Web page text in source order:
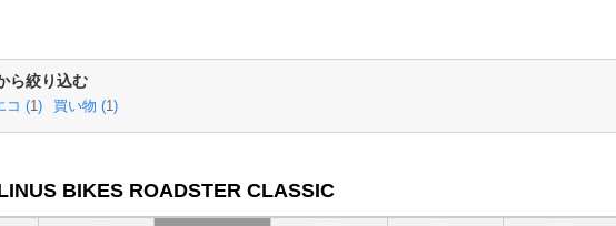
ら絞り込む
コ (1) 買い物 (1)
BIKES ROADSTER CLASSIC